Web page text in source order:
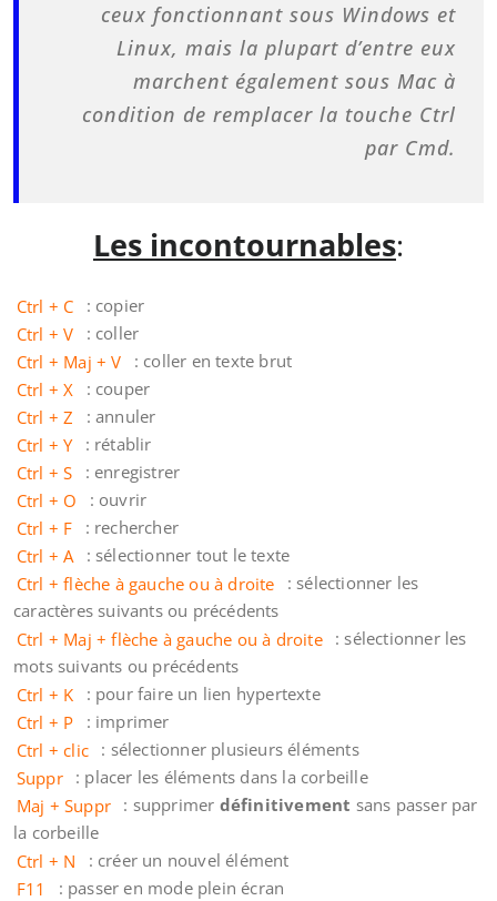
ceux fonctionnant sous Windows et
Linux, mais la plupart d’entre eux
marchent également sous Mac à
condition de remplacer la touche Ctrl
par Cmd.
Les incontournables:
Ctrl + C
: copier
Ctrl + V
: coller
Ctrl + Maj + V
: coller en texte brut
Ctrl + X
: couper
Ctrl + Z
: annuler
Ctrl + Y
: rétablir
Ctrl + S
: enregistrer
Ctrl + O
: ouvrir
Ctrl + F
: rechercher
Ctrl + A
: sélectionner tout le texte
Ctrl + flèche à gauche ou à droite
: sélectionner les
caractères suivants ou précédents
Ctrl + Maj + flèche à gauche ou à droite : sélectionner les
mots suivants ou précédents
Ctrl + K
: pour faire un lien hypertexte
Ctrl + P
: imprimer
Ctrl + clic : sélectionner plusieurs éléments
Suppr : placer les éléments dans la corbeille
Maj + Suppr : supprimer définitivement sans passer par
la corbeille
Ctrl + N
: créer un nouvel élément
F11
: passer en mode plein écran